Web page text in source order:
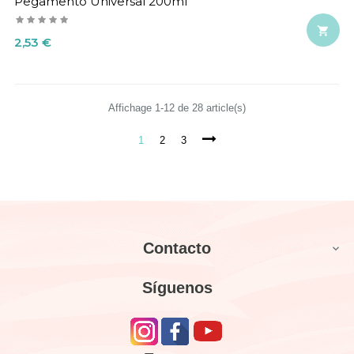
Precio
2,53 €

Affichage 1-12 de 28 article(s)
1 2 3
Contacto 
Síguenos